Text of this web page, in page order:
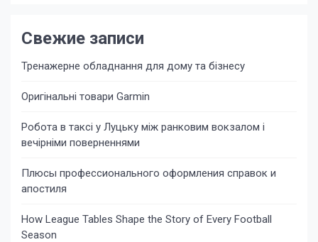
Свежие записи
Тренажерне обладнання для дому та бізнесу
Оригінальні товари Garmin
Робота в таксі у Луцьку між ранковим вокзалом і
вечірніми поверненнями
Плюсы профессионального оформления справок и
апостиля
How League Tables Shape the Story of Every Football
Season